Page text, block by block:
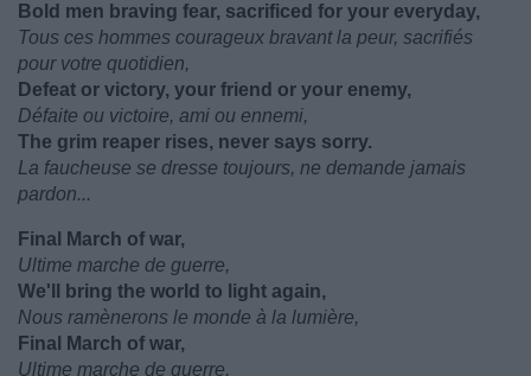
Bold men braving fear, sacrificed for your everyday,
Tous ces hommes courageux bravant la peur, sacrifiés
pour votre quotidien,
Defeat or victory, your friend or your enemy,
Défaite ou victoire, ami ou ennemi,
The grim reaper rises, never says sorry.
La faucheuse se dresse toujours, ne demande jamais
pardon...
Final March of war,
Ultime marche de guerre,
We'll bring the world to light again,
Nous ramènerons le monde à la lumière,
Final March of war,
Ultime marche de guerre,